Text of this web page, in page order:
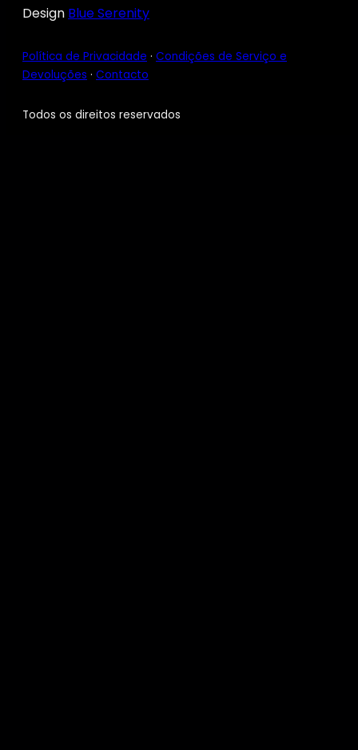
Design Blue Serenity
Política de Privacidade · Condições de Serviço e
Devoluções · Contacto
Todos os direitos reservados